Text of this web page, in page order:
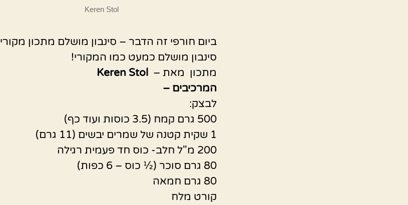
Keren Stol
ביום חורפי זה הדבר – סינבון מושלם מתכון מקורי
סינבון מושלם כמעט כמו המקורי!
מתכון מאת – Keren Stol
המרכיבים –
לבצק:
500 גרם קמח (3.5 כוסות ועוד כף)
1 שקית קטנה של שמרים יבשים (11 גרם)
200 מ"ל חלב- כוס חד פעמית רגילה
80 גרם סוכר (½ כוס – 6 כפות)
80 גרם חמאה
קורט מלח